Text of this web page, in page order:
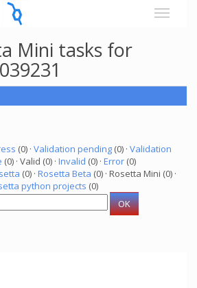
Mini tasks for
(0) · Validation pending (0) · Validation
(0) · Valid (0) · Invalid (0) · Error (0)
(0) · Rosetta Beta (0) · Rosetta Mini (0) ·
python projects (0)